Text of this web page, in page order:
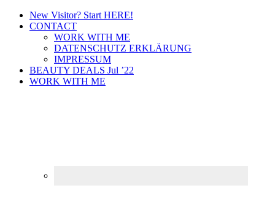
New Visitor? Start HERE!
CONTACT
WORK WITH ME
DATENSCHUTZ ERKLÄRUNG
IMPRESSUM
BEAUTY DEALS Jul ’22
WORK WITH ME